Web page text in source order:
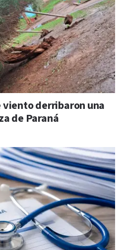
viento derribaron una
de Paraná